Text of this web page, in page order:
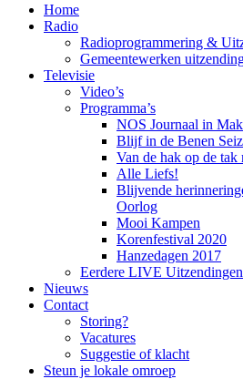
Home
Radio
Radioprogrammering &
Gemeentewerken
Televisie
Video’s
Programma’s
NOS Journaal in
Blijf in de Benen
Van de hak op de tak
Alle Liefs!
Blijvende
Oorlog
Mooi Kampen
Korenfestival 2020
Hanzedagen 2017
Eerdere LIVE Uitzendingen
Nieuws
Contact
Storing?
Vacatures
Suggestie of klacht
Steun je lokale omroep